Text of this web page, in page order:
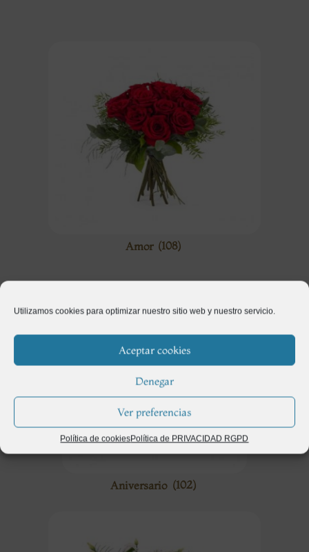
Utilizamos cookies para optimizar nuestro sitio web y nuestro servicio.
Aceptar cookies
Denegar
Ver preferencias
Política de cookiesPolítica de PRIVACIDAD RGPD
Amor (108)
Aniversario (102)